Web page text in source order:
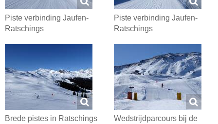
Piste verbinding Jaufen-
Ratschings
Piste verbinding Jaufen-
Ratschings
Brede pistes in Ratschings
Wedstrijdparcours bij de